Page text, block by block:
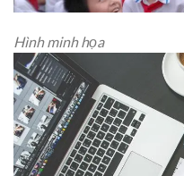
Hình minh họa